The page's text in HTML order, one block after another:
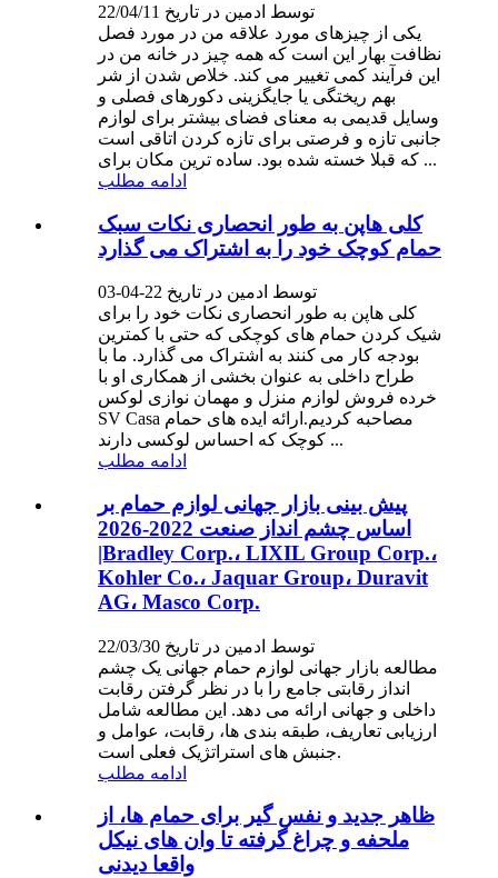
توسط ادمین در تاریخ 22/04/11
یکی از چیزهای مورد علاقه من در مورد فصل
نظافت بهار این است که همه چیز در خانه من در
این فرآیند کمی تغییر می کند. خلاص شدن از شر
بهم ریختگی یا جایگزینی دکورهای فصلی و
وسایل قدیمی به معنای فضای بیشتر برای لوازم
جانبی تازه و فرصتی برای تازه کردن اتاقی است
که قبلا خسته شده بود. ساده ترین مکان برای ...
ادامه مطلب
کلی هاپن به طور انحصاری نکات سبک
حمام کوچک خود را به اشتراک می گذارد
توسط ادمین در تاریخ 22-04-03
کلی هاپن به طور انحصاری نکات خود را برای
شیک کردن حمام های کوچکی که حتی با کمترین
بودجه کار می کنند به اشتراک می گذارد. ما با
طراح داخلی به عنوان بخشی از همکاری او با
خرده فروش لوازم منزل و مهمان نوازی لوکس
SV Casa مصاحبه کردیم.ارائه ایده های حمام
کوچک که احساس لوکسی دارند ...
ادامه مطلب
پیش بینی بازار جهانی لوازم حمام بر
اساس چشم انداز صنعت 2022-2026
|Bradley Corp.، LIXIL Group Corp.،
Kohler Co.، Jaquar Group، Duravit
AG، Masco Corp.
توسط ادمین در تاریخ 22/03/30
مطالعه بازار جهانی لوازم حمام جهانی یک چشم
انداز رقابتی جامع را با در نظر گرفتن رقابت
داخلی و جهانی ارائه می دهد. این مطالعه شامل
ارزیابی تعاریف، طبقه بندی ها، رقابت، عوامل و
جنبش های استراتژیک فعلی است.
ادامه مطلب
ظاهر جدید و نفس گیر برای حمام ها، از
ملحفه و چراغ گرفته تا وان های نیکل
واقعا دیدنی